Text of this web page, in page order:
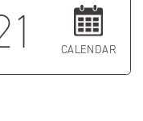
CALENDAR